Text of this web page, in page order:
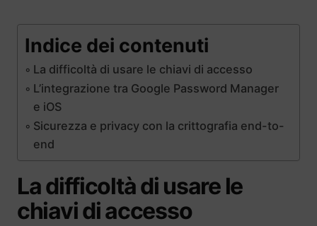
Indice dei contenuti
La difficoltà di usare le chiavi di accesso
L’integrazione tra Google Password Manager
e iOS
Sicurezza e privacy con la crittografia end-to-
end
La difficoltà di usare le
chiavi di accesso